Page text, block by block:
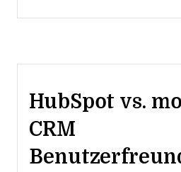
HubSpot vs.
CRM